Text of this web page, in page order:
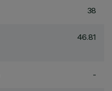
38
46.81
-